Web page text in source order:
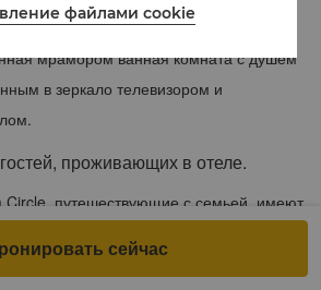
на Босфор из панорамных окон.
мрамором ванная комната с душем
в зеркало телевизором и
проживающих в отеле.
Circle, путешествующие с семьей, имеют
7 лет) в работающих течение всего дня
сейчас
файлами cookie